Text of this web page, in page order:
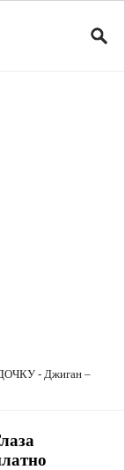
- Джиган –